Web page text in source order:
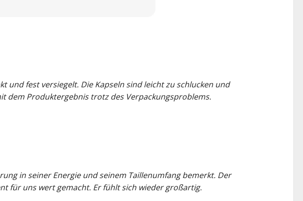
und fest versiegelt. Die Kapseln sind leicht zu schlucken und
dem Produktergebnis trotz des Verpackungsproblems.
in seiner Energie und seinem Taillenumfang bemerkt. Der
für uns wert gemacht. Er fühlt sich wieder großartig.